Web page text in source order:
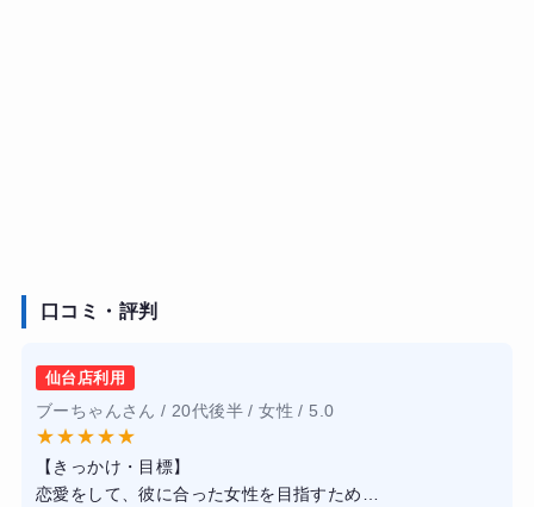
口コミ・評判
仙台店利用
ブーちゃんさん / 20代後半 / 女性 / 5.0
★★★★★
【きっかけ・目標】
恋愛をして、彼に合った女性を目指すため